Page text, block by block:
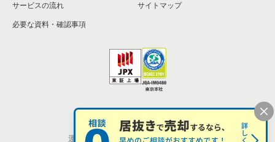
サービスの流れ
必要な資料・確認事項
サイトマップ
個人情報の取扱い
運営会社 株式会社シンクロ・フード